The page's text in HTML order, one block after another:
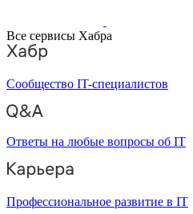
Все сервисы Хабра
Сообщество IT-специалистов
Ответы на любые вопросы об IT
Профессиональное развитие в IT